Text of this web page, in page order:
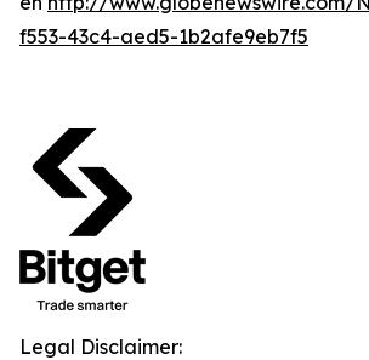
f553-43c4-aed5-1b2afe9eb7f5
Legal Disclaimer: